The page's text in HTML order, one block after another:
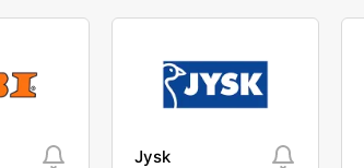
Jysk